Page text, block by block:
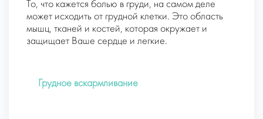
То, что кажется болью в груди, на самом деле
может исходить от грудной клетки. Это область
мышц, тканей и костей, которая окружает и
защищает Ваше сердце и легкие.
Грудное вскармливание